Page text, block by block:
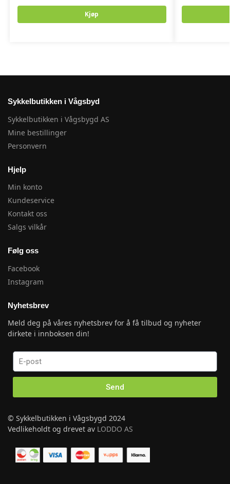
Kjøp
Sykkelbutikken i Vågsbyd
Sykkelbutikken i Vågsbygd AS
Mine bestillinger
Personvern
Hjelp
Min konto
Kundeservice
Kontakt oss
Salgs vilkår
Følg oss
Facebook
Instagram
Nyhetsbrev
Meld deg på våres nyhetsbrev for å få tilbud og nyheter
dirkete i innboksen din!
Send
© Sykkelbutikken i Vågsbygd 2024
Vedlikeholdt og drevet av LODDO AS